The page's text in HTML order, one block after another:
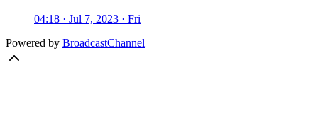
04:18 · Jul 7, 2023 · Fri
Powered by BroadcastChannel